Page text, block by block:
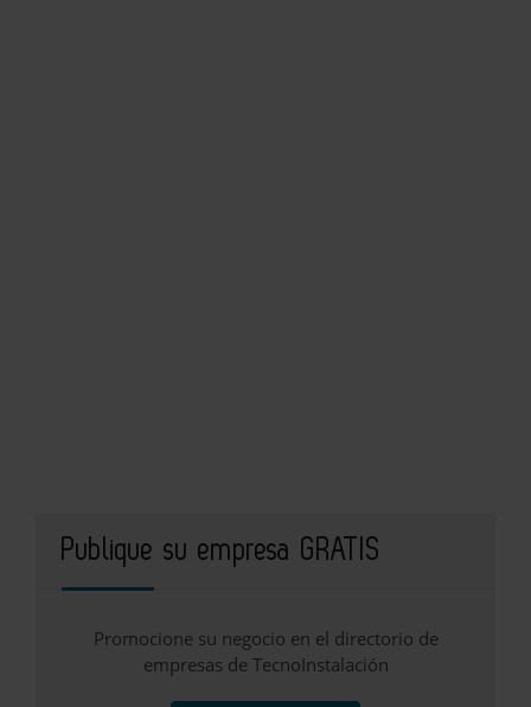
Publique su empresa GRATIS
Promocione su negocio en el directorio de
empresas de TecnoInstalación